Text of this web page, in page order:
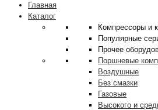
Главная
Каталог
Компрессоры и
Популярные
Прочее
Поршневые
Воздушные
Без смазки
Газовые
Высокого и